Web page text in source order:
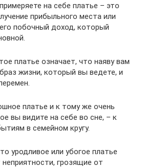
на себе платье – это
прибыльного места или
побочный доход, который
платье означает, что наяву вам
жизни, который вы ведете, и
платье и к тому же очень
вы видите на себе во сне, – к
в семейном кругу.
уродливое или убогое платье
грозящие от